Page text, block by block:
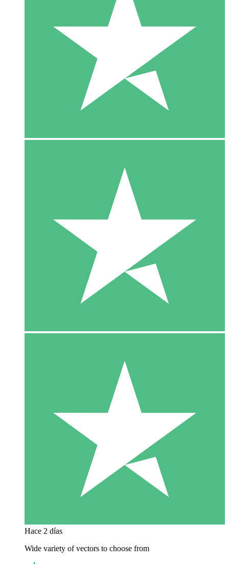
Hace 2 días
Wide variety of vectors to choose from